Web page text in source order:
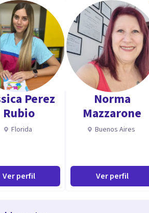
Perez
Rubio
Florida
Ver perfil
Norma
Mazzarone
Buenos Aires
Ver perfil